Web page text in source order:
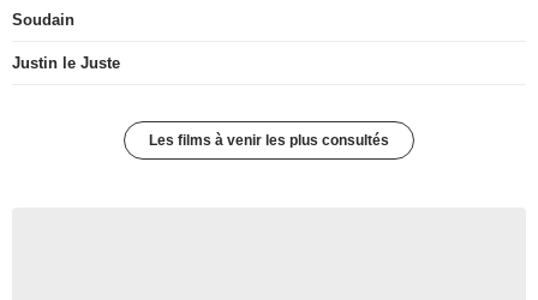
Soudain
Justin le Juste
Les films à venir les plus consultés